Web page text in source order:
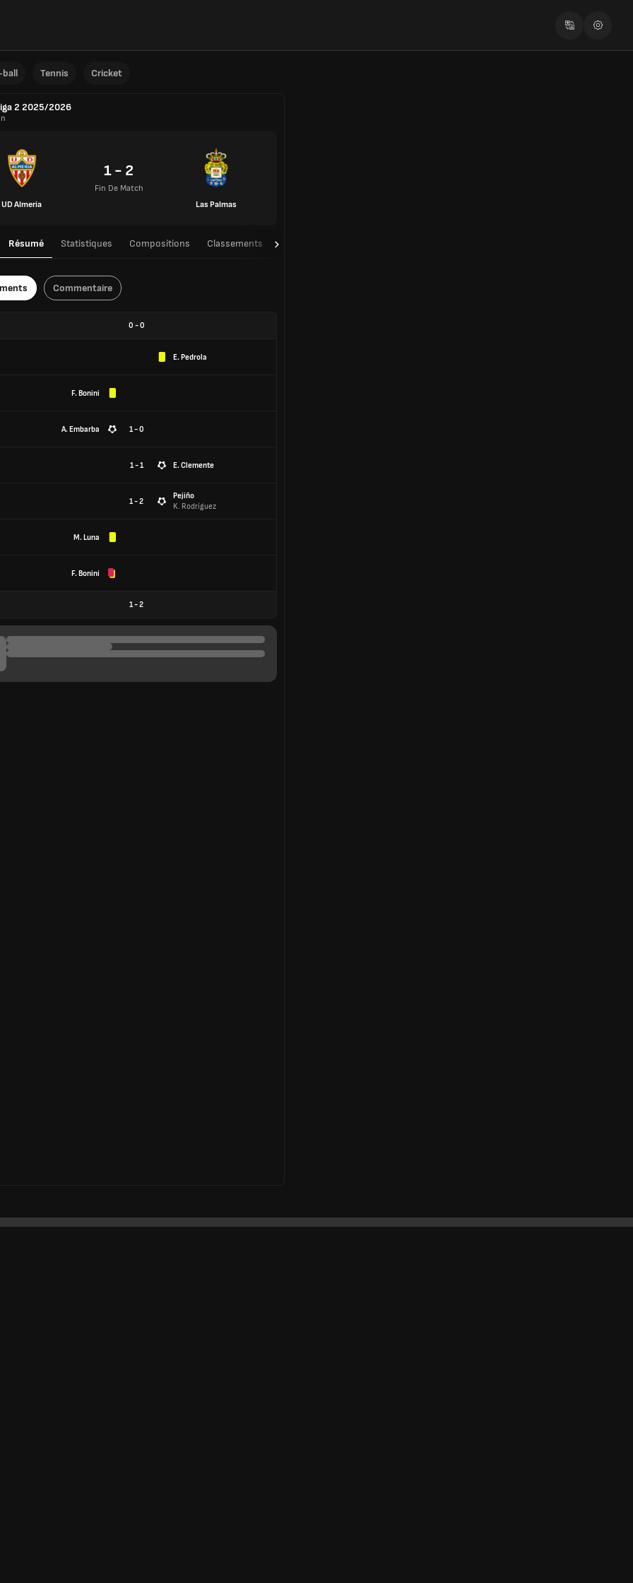
ball Tennis Cricket
2 2025/2026
UD Almeria
1 - 2
Fin De Match
Las Palmas
Résumé Statistiques Compositions Classements
Commentaire
0 -0
E. Pedrola
F. Bonini
A. Embarba 1 - 0
1 - 1 E. Clemente
1 - 2
Pejiño
K. Rodríguez
M. Luna
F. Bonini
1-2